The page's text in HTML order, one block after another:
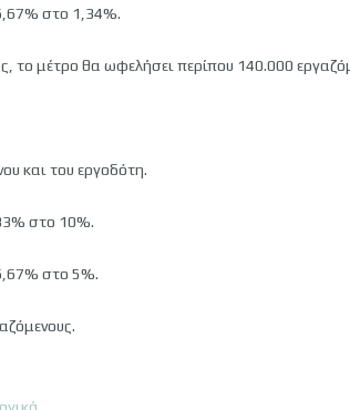
στο 1,34%.
το μέτρο θα ωφελήσει περίπου 140.000
και του εργοδότη.
στο 10%.
στο 5%.